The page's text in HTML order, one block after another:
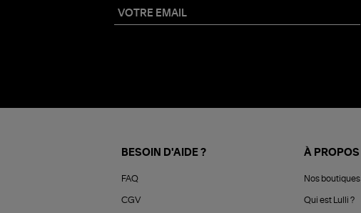
BESOIN D'AIDE ?
FAQ
CGV
À PROPOS
Nos boutiques
Qui est Lulli ?